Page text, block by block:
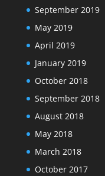
September 2019
May 2019
April 2019
January 2019
October 2018
September 2018
August 2018
May 2018
March 2018
October 2017